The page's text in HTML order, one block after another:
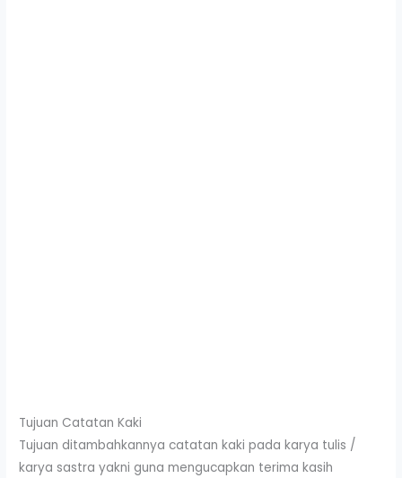
Tujuan Catatan Kaki
Tujuan ditambahkannya catatan kaki pada karya tulis /
karya sastra yakni guna mengucapkan terima kasih